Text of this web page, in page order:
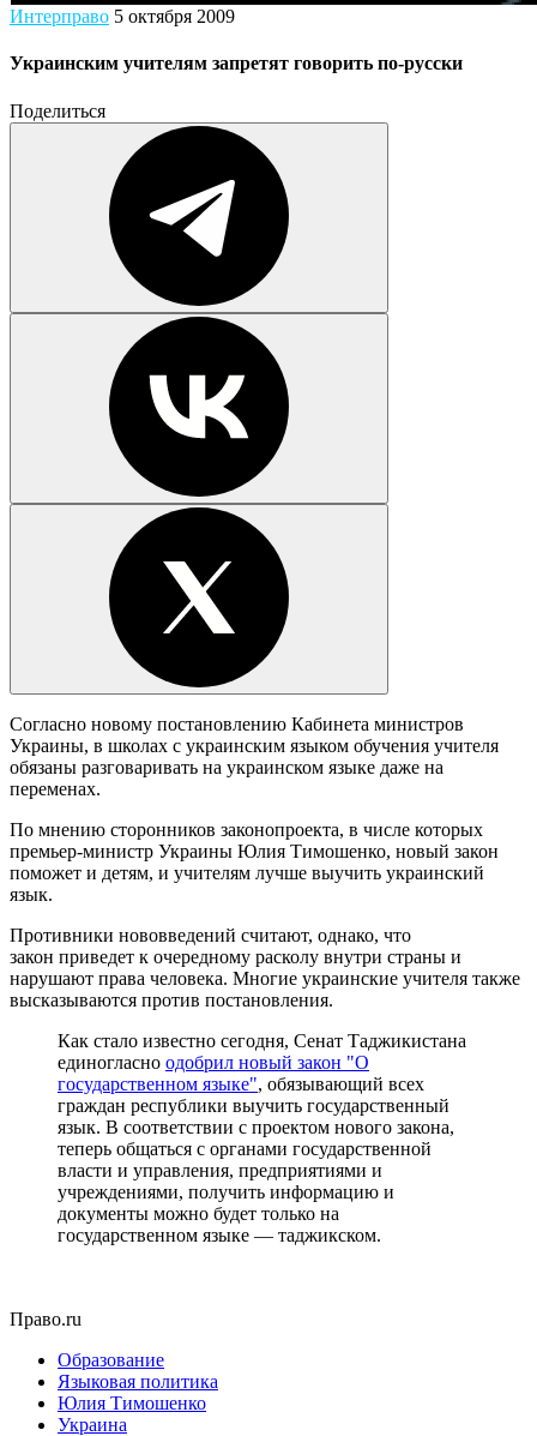
Интерправо 5 октября 2009
Украинским учителям запретят говорить по-русски
Поделиться
Согласно новому постановлению Кабинета министров
Украины, в школах с украинским языком обучения учителя
обязаны разговаривать на украинском языке даже на
переменах.
По мнению сторонников законопроекта, в числе которых
премьер-министр Украины Юлия Тимошенко, новый закон
поможет и детям, и учителям лучше выучить украинский
язык.
Противники нововведений считают, однако, что
закон приведет к очередному расколу внутри страны и
нарушают права человека. Многие украинские учителя также
высказываются против постановления.
Как стало известно сегодня, Сенат Таджикистана
единогласно одобрил новый закон "О
государственном языке", обязывающий всех
граждан республики выучить государственный
язык. В соответствии с проектом нового закона,
теперь общаться с органами государственной
власти и управления, предприятиями и
учреждениями, получить информацию и
документы можно будет только на
государственном языке — таджикском.
Право.ru
Образование
Языковая политика
Юлия Тимошенко
Украина